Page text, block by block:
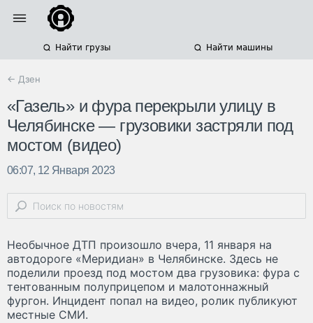
Найти грузы Найти машины
← Дзен
«Газель» и фура перекрыли улицу в
Челябинске — грузовики застряли под
мостом (видео)
06:07, 12 Января 2023
Необычное ДТП произошло вчера, 11 января на
автодороге «Меридиан» в Челябинске. Здесь не
поделили проезд под мостом два грузовика: фура с
тентованным полуприцепом и малотоннажный
фургон. Инцидент попал на видео, ролик публикуют
местные СМИ.